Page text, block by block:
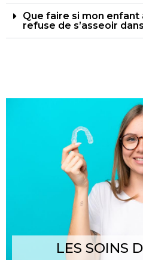
Que faire si mon
refuse de s’asseoir
LES SOINS